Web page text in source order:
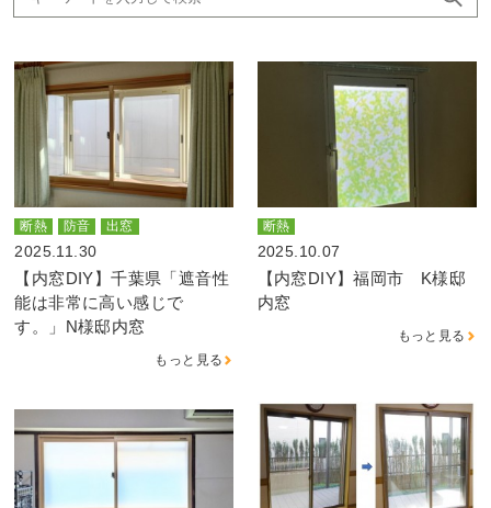
断熱 防音 出窓
2025.11.30
【内窓DIY】千葉県「遮音性
能は非常に高い感じで
す。」N様邸内窓
もっと見る
断熱
2025.10.07
【内窓DIY】福岡市 K様邸
内窓
もっと見る